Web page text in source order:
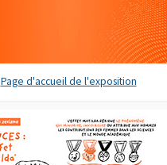
Page d'accueil de l'exposition